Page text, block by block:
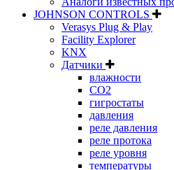
JOHNSON CONTROLS
Verasys Plug & Play
Facility Explorer
KNX
Датчики
влажности
CO2
гигростаты
давления
реле давления
реле протока
реле уровня
температуры